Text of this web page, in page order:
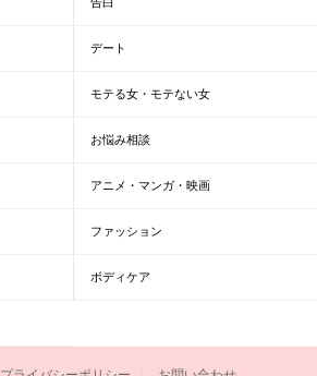
デート
モテる女・モテない女
お悩み相談
アニメ・マンガ・映画
ファッション
ボディケア